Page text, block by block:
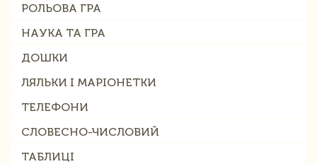
РОЛЬОВА ГРА
НАУКА ТА ГРА
ДОШКИ
ЛЯЛЬКИ І МАРІОНЕТКИ
ТЕЛЕФОНИ
СЛОВЕСНО-ЧИСЛОВИЙ
ТАБЛИЦІ